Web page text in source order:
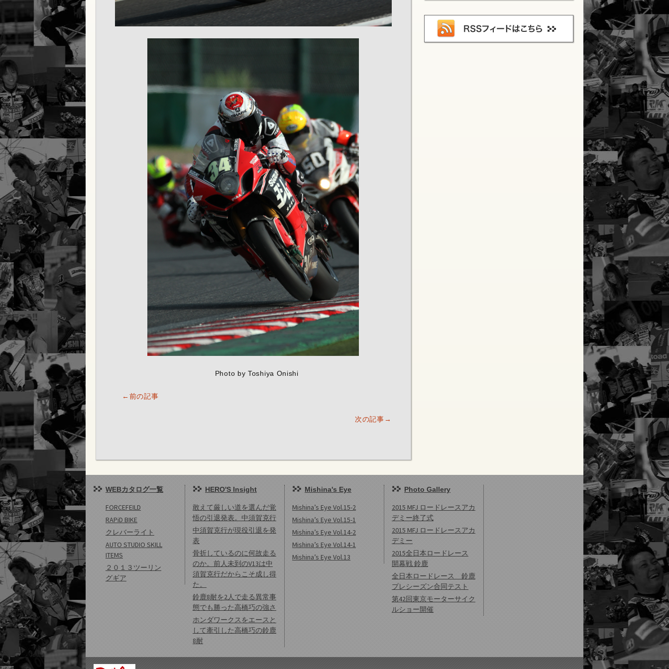
Photo by Toshiya Onishi
←前の記事
次の記事→
WEBカタログ一覧
FORCEFEILD
RAPiD BIKE
クレバーライト
AUTO STUDIO SKILL
ITEMS
２０１３ツーリン
グギア
HERO'S Insight
敢えて厳しい道を選んだ覚
悟の引退発表。中須賀克行
中須賀克行が現役引退を発
表
骨折しているのに何故走る
のか。前人未到のV13は中
須賀克行だからこそ成し得
た。
鈴鹿8耐を2人で走る異常事
態でも勝った高橋巧の強さ
ホンダワークスをエースと
して牽引した高橋巧の鈴鹿
8耐
Mishina's Eye
Mishina’s Eye Vol.15-2
Mishina’s Eye Vol.15-1
Mishina’s Eye Vol.14-2
Mishina’s Eye Vol.14-1
Mishina’s Eye Vol.13
Photo Gallery
2015 MFJ ロードレースアカ
デミー終了式
2015 MFJ ロードレースアカ
デミー
2015全日本ロードレース
開幕戦 鈴鹿
全日本ロードレース 鈴鹿
プレシーズン合同テスト
第42回東京モーターサイク
ルショー開催